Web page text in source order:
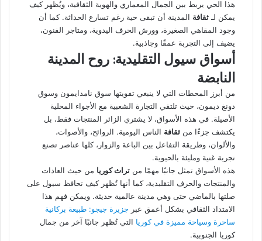
هذا الحي يربط بين الجمال المعماري والهوية الثقافية، ويُظهر كيف
يمكن لـ ثقافة المدينة أن تبقى حية رغم تسارع الحداثة. كما أن
وجود المقاهي الصغيرة، وورش الحرف اليدوية، ومتاجر الفنون،
يضيف إلى التجربة عمقًا وجاذبية.
أسواق سيول التقليدية: روح المدينة
النابضة
من أبرز المحطات التي لا ينبغي تفويتها سوق نامدايمون وسوق
دونغ ديمون، حيث تلتقي التجارة الشعبية مع الأجواء المحلية
الأصيلة. في هذه الأسواق، لا يشتري الزائر المنتجات فقط، بل
يكتشف جزءًا من ثقافة الناس اليومية. الروائح، والأصوات،
والألوان، وطريقة التفاعل بين الباعة والزوار، كلها عناصر تصنع
تجربة غنية ومليئة بالحيوية.
هذه الأسواق تمثل جانبًا مهمًا من تراث كوريا من حيث العادات
والمنتجات والحرف التقليدية، كما أنها تُظهر كيف تحافظ سيول على
صلتها بالماضي حتى وهي مدينة عالمية حديثة. ويمكن فهم هذا
الامتداد الثقافي بشكل أعمق عبر جزيرة جيجو: طبيعة بركانية
ساحرة وسياحة مميزة في كوريا التي تُظهر جانبًا آخر من جمال
كوريا الجنوبية.